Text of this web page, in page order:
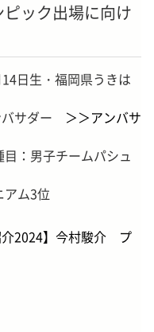
ック出場に向け
日生・福岡県うきは
バサダー ＞＞アンバサ
：男子チームパシュ
ム3位
介2024】今村駿介 プ